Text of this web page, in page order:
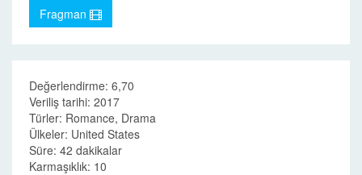
Fragman
Değerlendirme: 6,70
Veriliş tarihi: 2017
Türler: Romance, Drama
Ülkeler: United States
Süre: 42 dakikalar
Karmaşıklık: 10